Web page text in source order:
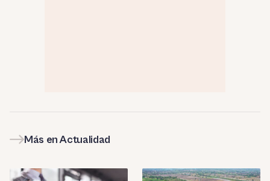
Más en Actualidad